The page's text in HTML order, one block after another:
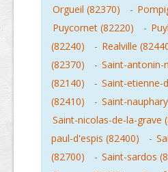
Orgueil (82370)
-
Puycornet (82220)
-
(82240)
- Realville
(82370)
- Saint-antonin-
(82140)
- Saint-etienne-
(82410)
- Saint-
Saint-nicolas-de-la-grave
paul-d'espis (82400)
-
(82700)
- Saint-sardos